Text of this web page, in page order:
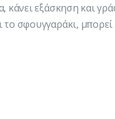
εξάσκηση και
σφουγγαράκι, μπορεί